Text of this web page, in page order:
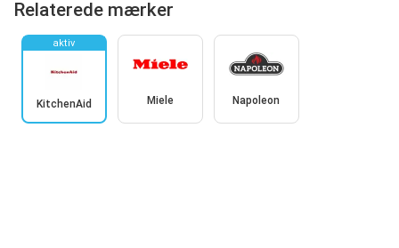
Relaterede mærker
aktiv
KitchenAid Miele Napoleon